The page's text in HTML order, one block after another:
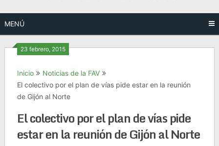
MENÚ
23 febrero, 2015
Inicio
Noticias de la FAV
El colectivo por el plan de vías pide estar en la reunión
de Gijón al Norte
El colectivo por el plan de vías pide
estar en la reunión de Gijón al Norte